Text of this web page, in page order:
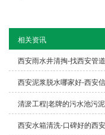
相关资讯
西安雨水井清掏-找西安管
西安泥浆脱水哪家好-西安
清淤工程|老牌的污水池污
西安水箱清洗-口碑好的西